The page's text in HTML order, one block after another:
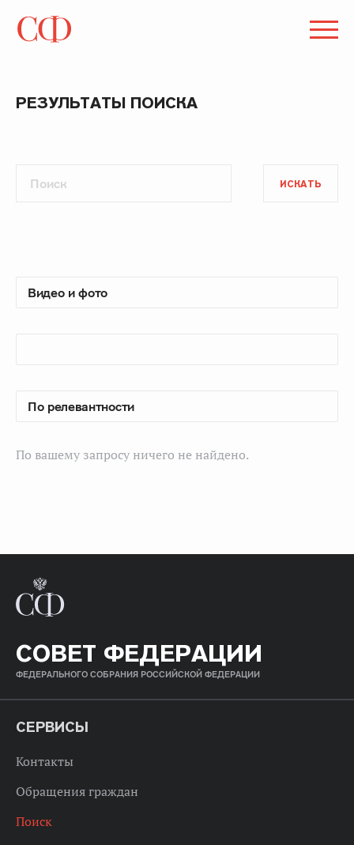
РЕЗУЛЬТАТЫ ПОИСКА
ИСКАТЬ
По вашему запросу ничего не найдено.
СОВЕТ ФЕДЕРАЦИИ
ФЕДЕРАЛЬНОГО СОБРАНИЯ РОССИЙСКОЙ ФЕДЕРАЦИИ
СЕРВИСЫ
Контакты
Обращения граждан
Поиск